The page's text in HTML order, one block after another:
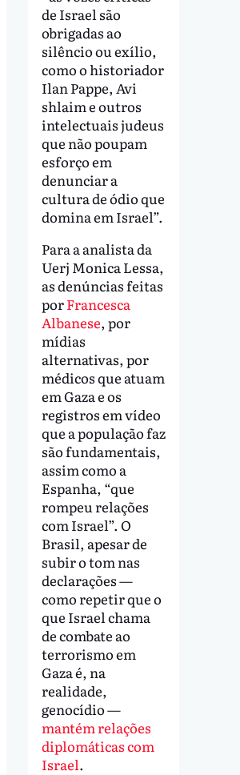
de Israel são
obrigadas ao
silêncio ou exílio,
como o historiador
Ilan Pappe, Avi
shlaim e outros
intelectuais judeus
que não poupam
esforço em
denunciar a
cultura de ódio que
domina em Israel”.
Para a analista da
Uerj Monica Lessa,
as denúncias feitas
porFrancesca
Albanese, por
mídias
alternativas, por
médicos que atuam
em Gaza e os
registros em vídeo
que a população faz
são fundamentais,
assim como a
Espanha, “que
rompeu relações
com Israel”. O
Brasil, apesar de
subir o tom nas
declarações —
como repetir que o
que Israel chama
de combate ao
terrorismo em
Gaza é, na
realidade,
genocídio —
mantém relações
diplomáticas com
Israel.